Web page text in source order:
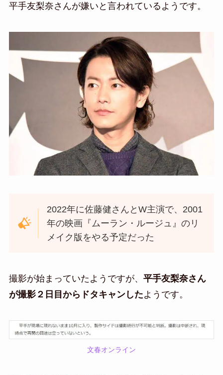
平手友梨奈さんが嫌いと言われているようです。
2022年に佐藤健さんとW主演で、2001
年の映画『ムーラン・ルージュ』のリ
メイク版をやる予定だった
撮影が始まっていたようですが、 平手友梨奈さん
が撮影２日目からドタキャンしたようです。
文春オンライン